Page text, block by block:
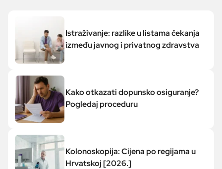
Istraživanje: razlike u listama čekanja
između javnog i privatnog zdravstva
Kako otkazati dopunsko osiguranje?
Pogledaj proceduru
Kolonoskopija: Cijena po regijama u
Hrvatskoj [2026.]